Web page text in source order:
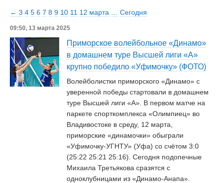
← 3 4 5 6 7 8 9 10 11 12 марта Сегодня
09:50, 13 марта 2025
Приморское волейбольное «Динамо»
в домашнем туре Высшей лиги «А»
крупно победило «Уфимочку» (ФОТО)
Волейболистки приморского «Динамо» с
уверенной победы стартовали в домашнем
туре Высшей лиги «А». В первом матче на
паркете спорткомплекса «Олимпиец» во
Владивостоке в среду, 12 марта,
приморские «динамочки» обыграли
«Уфимочку-УГНТУ» (Уфа) со счётом 3:0
(25:22 25:21 25:16). Сегодня подопечные
Михаила Третьякова сразятся с
одноклубницами из «Динамо-Анапа».